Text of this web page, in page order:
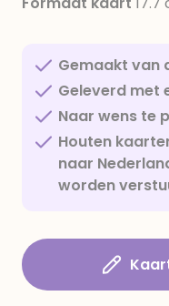
Gemaakt van
Geleverd met
Naar wens te
Houten
naar
worden